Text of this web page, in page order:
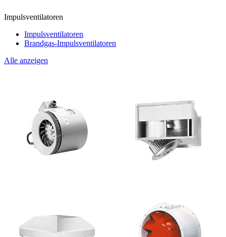
Impulsventilatoren
Impulsventilatoren
Brandgas-Impulsventilatoren
Alle anzeigen